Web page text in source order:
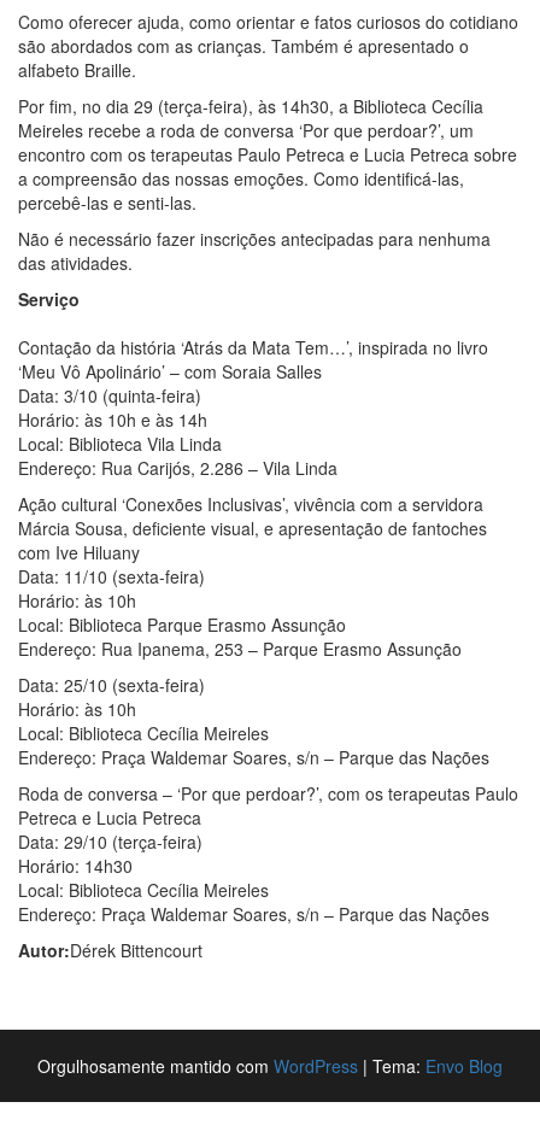
Como oferecer ajuda, como orientar e fatos curiosos do cotidiano
são abordados com as crianças. Também é apresentado o
alfabeto Braille.
Por fim, no dia 29 (terça-feira), às 14h30, a Biblioteca Cecília
Meireles recebe a roda de conversa ‘Por que perdoar?’, um
encontro com os terapeutas Paulo Petreca e Lucia Petreca sobre
a compreensão das nossas emoções. Como identificá-las,
percebê-las e senti-las.
Não é necessário fazer inscrições antecipadas para nenhuma
das atividades.
Serviço
Contação da história ‘Atrás da Mata Tem…’, inspirada no livro
‘Meu Vô Apolinário’ – com Soraia Salles
Data: 3/10 (quinta-feira)
Horário: às 10h e às 14h
Local: Biblioteca Vila Linda
Endereço: Rua Carijós, 2.286 – Vila Linda
Ação cultural ‘Conexões Inclusivas’, vivência com a servidora
Márcia Sousa, deficiente visual, e apresentação de fantoches
com Ive Hiluany
Data: 11/10 (sexta-feira)
Horário: às 10h
Local: Biblioteca Parque Erasmo Assunção
Endereço: Rua Ipanema, 253 – Parque Erasmo Assunção
Data: 25/10 (sexta-feira)
Horário: às 10h
Local: Biblioteca Cecília Meireles
Endereço: Praça Waldemar Soares, s/n – Parque das Nações
Roda de conversa – ‘Por que perdoar?’, com os terapeutas Paulo
Petreca e Lucia Petreca
Data: 29/10 (terça-feira)
Horário: 14h30
Local: Biblioteca Cecília Meireles
Endereço: Praça Waldemar Soares, s/n – Parque das Nações
Autor:Dérek Bittencourt
Orgulhosamente mantido com WordPress | Tema: Envo Blog